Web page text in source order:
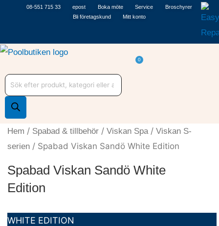
08-551 715 33 epost Boka möte Service
Broschyrer
Bli företagskund
Mitt konto
0
Varukorg
Produktsökning
Hem / Spabad & tillbehör / Viskan Spa / Viskan S-
serien / Spabad Viskan Sandö White Edition
Spabad Viskan Sandö White
Edition
WHITE EDITION